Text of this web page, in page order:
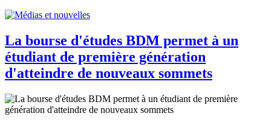
La bourse d'études BDM permet à un
étudiant de première génération
d'atteindre de nouveaux sommets